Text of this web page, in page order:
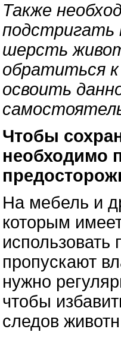
Также
подстригать
шерсть
обратиться
освоить
Чтобы
необходимо
На мебель и
которым
использовать
пропускают
нужно
чтобы
следов